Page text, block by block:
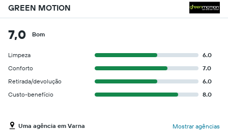
GREEN MOTION
7,0 Bom
Limpeza
6.0
Conforto
7.0
Retirada/devolução
6.0
Custo-benefício
8.0
Uma agência em Varna Mostrar agências